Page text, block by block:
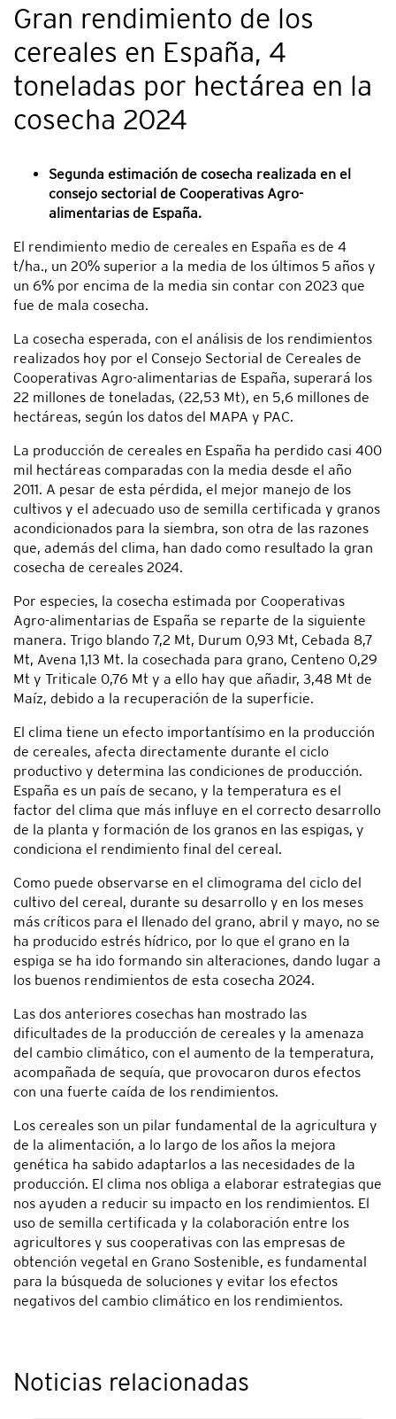
Gran rendimiento de los
cereales en España, 4
toneladas por hectárea en la
cosecha 2024
Segunda estimación de cosecha realizada en el
consejo sectorial de Cooperativas Agro-
alimentarias de España.
El rendimiento medio de cereales en España es de 4
t/ha., un 20% superior a la media de los últimos 5 años y
un 6% por encima de la media sin contar con 2023 que
fue de mala cosecha.
La cosecha esperada, con el análisis de los rendimientos
realizados hoy por el Consejo Sectorial de Cereales de
Cooperativas Agro-alimentarias de España, superará los
22 millones de toneladas, (22,53 Mt), en 5,6 millones de
hectáreas, según los datos del MAPA y PAC.
La producción de cereales en España ha perdido casi 400
mil hectáreas comparadas con la media desde el año
2011. A pesar de esta pérdida, el mejor manejo de los
cultivos y el adecuado uso de semilla certificada y granos
acondicionados para la siembra, son otra de las razones
que, además del clima, han dado como resultado la gran
cosecha de cereales 2024.
Por especies, la cosecha estimada por Cooperativas
Agro-alimentarias de España se reparte de la siguiente
manera. Trigo blando 7,2 Mt, Durum 0,93 Mt, Cebada 8,7
Mt, Avena 1,13 Mt. la cosechada para grano, Centeno 0,29
Mt y Triticale 0,76 Mt y a ello hay que añadir, 3,48 Mt de
Maíz, debido a la recuperación de la superficie.
El clima tiene un efecto importantísimo en la producción
de cereales, afecta directamente durante el ciclo
productivo y determina las condiciones de producción.
España es un país de secano, y la temperatura es el
factor del clima que más influye en el correcto desarrollo
de la planta y formación de los granos en las espigas, y
condiciona el rendimiento final del cereal.
Como puede observarse en el climograma del ciclo del
cultivo del cereal, durante su desarrollo y en los meses
más críticos para el llenado del grano, abril y mayo, no se
ha producido estrés hídrico, por lo que el grano en la
espiga se ha ido formando sin alteraciones, dando lugar a
los buenos rendimientos de esta cosecha 2024.
Las dos anteriores cosechas han mostrado las
dificultades de la producción de cereales y la amenaza
del cambio climático, con el aumento de la temperatura,
acompañada de sequía, que provocaron duros efectos
con una fuerte caída de los rendimientos.
Los cereales son un pilar fundamental de la agricultura y
de la alimentación, a lo largo de los años la mejora
genética ha sabido adaptarlos a las necesidades de la
producción. El clima nos obliga a elaborar estrategias que
nos ayuden a reducir su impacto en los rendimientos. El
uso de semilla certificada y la colaboración entre los
agricultores y sus cooperativas con las empresas de
obtención vegetal en Grano Sostenible, es fundamental
para la búsqueda de soluciones y evitar los efectos
negativos del cambio climático en los rendimientos.
Noticias relacionadas